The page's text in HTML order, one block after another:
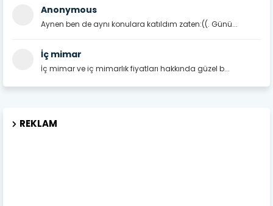
Anonymous
Aynen ben de aynı konulara katıldım zaten:((. Günü...
İç mimar
İç mimar ve iç mimarlık fiyatları hakkında güzel b...
REKLAM